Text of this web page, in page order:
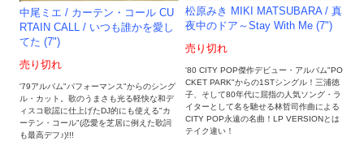
中尾ミエ / カーテン・コール CU
RTAIN CALL / いつも誰かを愛し
てた (7")
売り切れ
'79アルバム"パフォーマンス"からのシング
ル・カット。歌のうまさも光る軽快な和デ
ィスコ歌謡に仕上げたDJ的にも使える"カ
ーテン・コール"(恋愛を芝居に例えた歌詞
も最高デフ♪)!!!
松原みき MIKI MATSUBARA / 真
夜中のドア～Stay With Me (7")
売り切れ
'80 CITY POP傑作デビュー・アルバム"PO
CKET PARK"からの1STシングル！三浦徳
子、そして80年代に屈指の人気ソング・ラ
イターとして名を馳せる林哲司作曲による
CITY POP永遠の名曲！LP VERSIONとは
テイク違い！